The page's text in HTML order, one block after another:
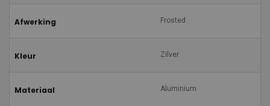
Afwerking Frosted
Kleur Zilver
Materiaal Aluminium